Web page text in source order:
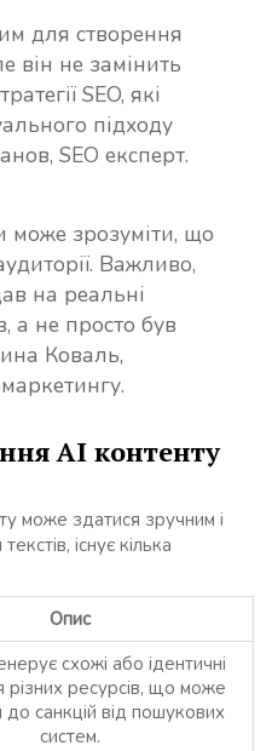
для створення
він не замінить
SEO, які
підходу
SEO експерт.
може зрозуміти, що
Важливо,
на реальні
а не просто був
Коваль,
AI контенту
може здатися зручним і
існує кілька
Опис
схожі або ідентичні
різних ресурсів, що може
до санкцій від пошукових
систем.